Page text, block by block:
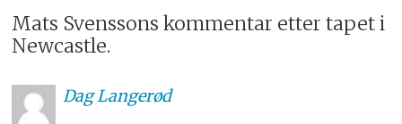
Mats Svenssons kommentar etter tapet i
Newcastle.
DagLangerød